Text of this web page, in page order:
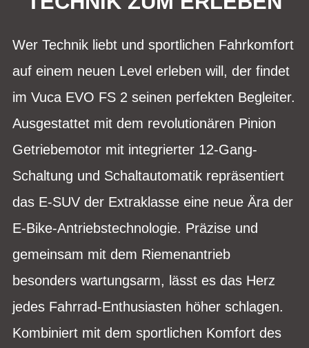
Wer Technik liebt und sportlichen Fahrkomfort
auf einem neuen Level erleben will, der findet
im Vuca EVO FS 2 seinen perfekten Begleiter.
Ausgestattet mit dem revolutionären Pinion
Getriebemotor mit integrierter 12-Gang-
Schaltung und Schaltautomatik repräsentiert
das E-SUV der Extraklasse eine neue Ära der
E-Bike-Antriebstechnologie. Präzise und
gemeinsam mit dem Riemenantrieb
besonders wartungsarm, lässt es das Herz
jedes Fahrrad-Enthusiasten höher schlagen.
Kombiniert mit dem sportlichen Komfort des